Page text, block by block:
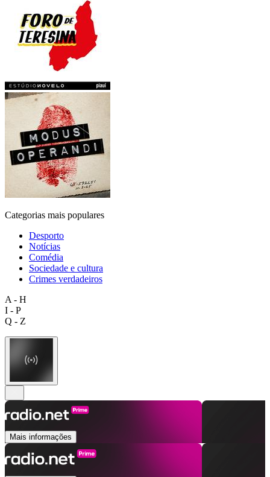
Categorias mais populares
Desporto
Notícias
Comédia
Sociedade e cultura
Crimes verdadeiros
A - H
I - P
Q - Z
Mais informações